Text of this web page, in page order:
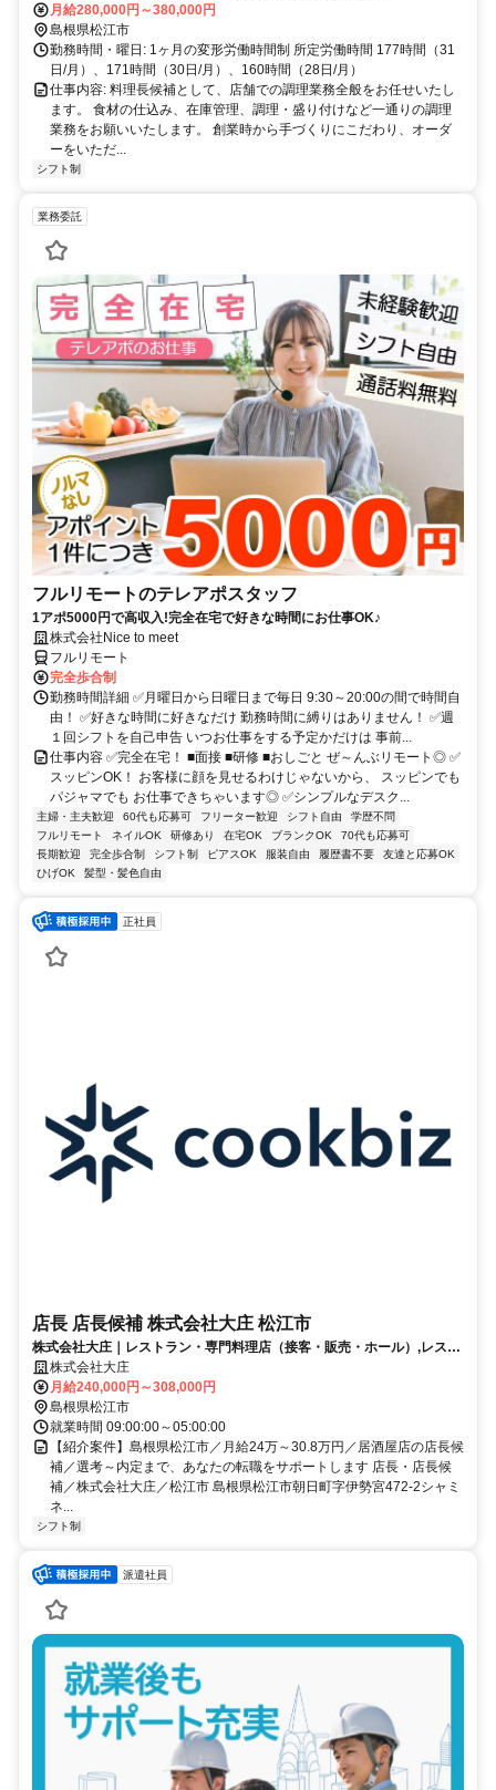
月給280,000円～380,000円
島根県松江市
勤務時間・曜日: 1ヶ月の変形労働時間制 所定労働時間 177時間（31
日/月）、171時間（30日/月）、160時間（28日/月）
仕事内容: 料理長候補として、店舗での調理業務全般をお任せいたし
ます。 食材の仕込み、在庫管理、調理・盛り付けなど一通りの調理
業務をお願いいたします。 創業時から手づくりにこだわり、オーダ
ーをいただ...
シフト制
業務委託
フルリモートのテレアポスタッフ
1アポ5000円で高収入!完全在宅で好きな時間にお仕事OK♪
株式会社Nice to meet
フルリモート
完全歩合制
勤務時間詳細 ✅月曜日から日曜日まで毎日 9:30～20:00の間で時間自
由！ ✅好きな時間に好きなだけ 勤務時間に縛りはありません！ ✅週
１回シフトを自己申告 いつお仕事をする予定かだけは 事前...
仕事内容 ✅完全在宅！ ■面接 ■研修 ■おしごと ぜ～んぶリモート◎ ✅
スッピンOK！ お客様に顔を見せるわけじゃないから、 スッピンでも
パジャマでも お仕事できちゃいます◎ ✅シンプルなデスク...
主婦・主夫歓迎 60代も応募可 フリーター歓迎 シフト自由
学歴不問
フルリモート
ネイルOK 研修あり 在宅OK ブランクOK
70代も応募可
長期歓迎
完全歩合制 シフト制 ピアスOK 服装自由 履歴書不要
友達と応募OK
ひげOK
髪型・髪色自由
正社員
店長 店長候補 株式会社大庄 松江市
株式会社大庄｜レストラン・専門料理店（接客・販売・ホール）,レスト
ラン・専門料理店（店長・店長候補）
株式会社大庄
月給240,000円～308,000円
島根県松江市
就業時間 09:00:00～05:00:00
【紹介案件】島根県松江市／月給24万～30.8万円／居酒屋店の店長候
補／選考～内定まで、あなたの転職をサポートします 店長・店長候
補／株式会社大庄／松江市 島根県松江市朝日町字伊勢宮472-2シャミ
ネ...
シフト制
派遣社員